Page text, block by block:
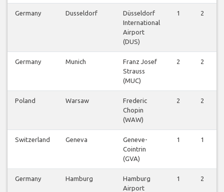
Germany Dusseldorf
Düsseldorf
International
Airport
(DUS)
1 2
Germany Munich
Franz Josef
Strauss
(MUC)
2 2
Poland Warsaw
Frederic
Chopin
(WAW)
2 2
Switzerland Geneva
Geneve-
Cointrin
(GVA)
1 1
Germany Hamburg
Hamburg
Airport
1 2